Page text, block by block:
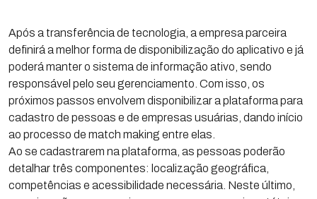
Após a transferência de tecnologia, a empresa parceira
definirá a melhor forma de disponibilização do aplicativo e já
poderá manter o sistema de informação ativo, sendo
responsável pelo seu gerenciamento. Com isso, os
próximos passos envolvem disponibilizar a plataforma para
cadastro de pessoas e de empresas usuárias, dando início
ao processo de match making entre elas.
Ao se cadastrarem na plataforma, as pessoas poderão
detalhar três componentes: localização geográfica,
competências e acessibilidade necessária. Neste último,